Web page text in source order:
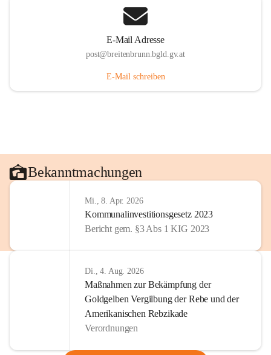
E-Mail Adresse
post@breitenbrunn.bgld.gv.at
E-Mail schreiben
Bekanntmachungen
Mi., 8. Apr. 2026
Kommunalinvestitionsgesetz 2023
Bericht gem. §3 Abs 1 KIG 2023
Di., 4. Aug. 2026
Maßnahmen zur Bekämpfung der
Goldgelben Vergilbung der Rebe und der
Amerikanischen Rebzikade
Verordnungen